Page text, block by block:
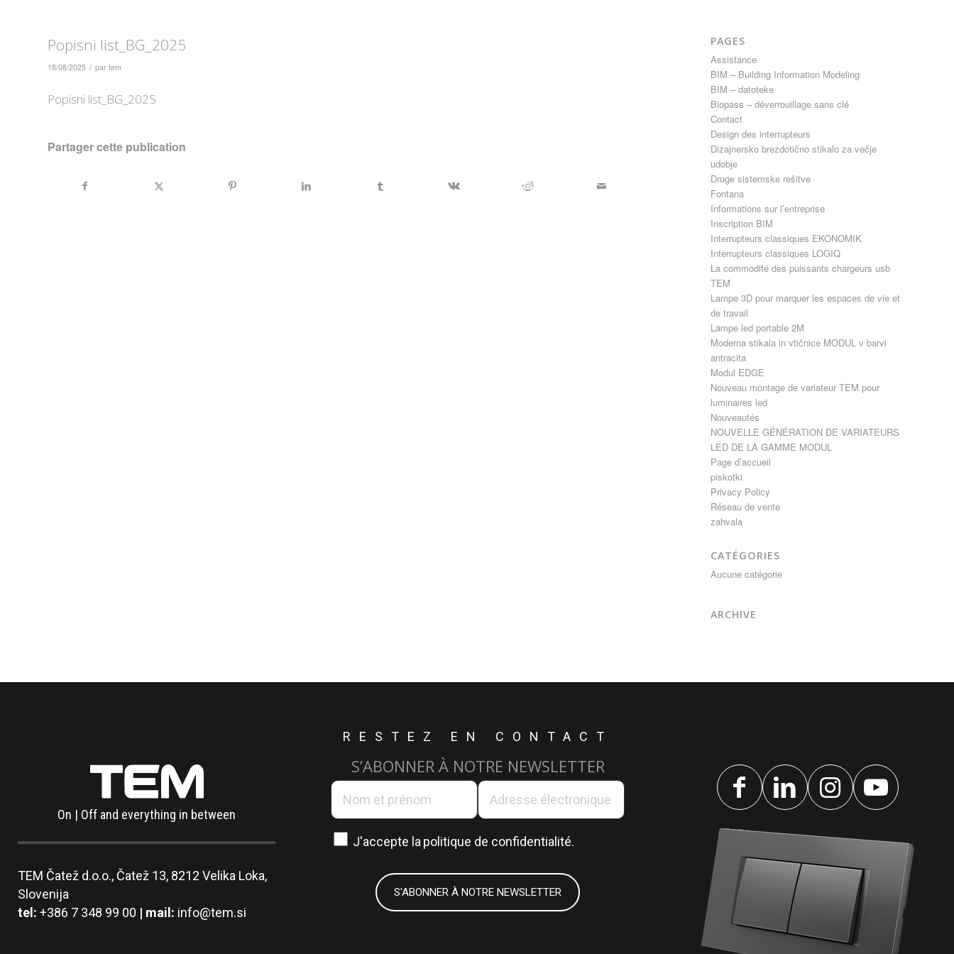
Popisni list_BG_2025
18/08/2025 / partem
Popisni list_BG_2025
Partager cette publication
PAGES
Assistance
BIM – Building Information Modeling
BIM – datoteke
Biopass – déverrouillage sans clé
Contact
Design des interrupteurs
Dizajnersko brezdotično stikalo za večje
udobje
Druge sistemske rešitve
Fontana
Informations sur l’entreprise
Inscription BIM
Interrupteurs classiques EKONOMIK
Interrupteurs classiques LOGIQ
La commodité des puissants chargeurs usb
TEM
Lampe 3D pour marquer les espaces de vie et
de travail
Lampe led portable 2M
Moderna stikala in vtičnice MODUL v barvi
antracita
Modul EDGE
Nouveau montage de variateur TEM pour
luminaires led
Nouveautés
NOUVELLE GÉNÉRATION DE VARIATEURS
LED DE LA GAMME MODUL
Page d’accueil
piskotki
Privacy Policy
Réseau de vente
zahvala
CATÉGORIES
Aucune catégorie
ARCHIVE
On | Off and everything in between
TEM Čatež d.o.o., Čatež 13, 8212 Velika Loka,
Slovenija
tel: +386 7 348 99 00 | mail: info@tem.si
RESTEZ EN CONTACT
S’ABONNER À NOTRE NEWSLETTER
J'accepte la politique de confidentialité.